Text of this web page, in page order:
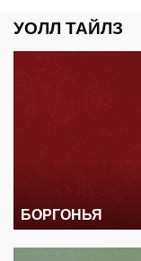
УОЛЛ ТАЙЛЗ
БОРГОНЬЯ